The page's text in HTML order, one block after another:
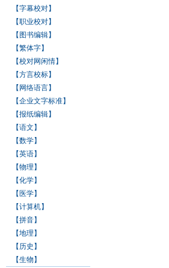
【字幕校对】
【职业校对】
【图书编辑】
【繁体字】
【校对网闲情】
【方言校标】
【网络语言】
【企业文字标准】
【报纸编辑】
【语文】
【数学】
【英语】
【物理】
【化学】
【医学】
【计算机】
【拼音】
【地理】
【历史】
【生物】